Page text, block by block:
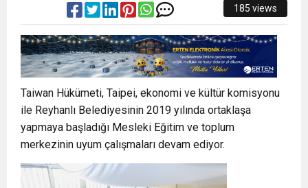
185 views
Taiwan Hükümeti, Taipei, ekonomi ve kültür komisyonu
ile Reyhanlı Belediyesinin 2019 yılında ortaklaşa
yapmaya başladığı Mesleki Eğitim ve toplum
merkezinin uyum çalışmaları devam ediyor.